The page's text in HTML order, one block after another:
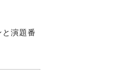
演題番